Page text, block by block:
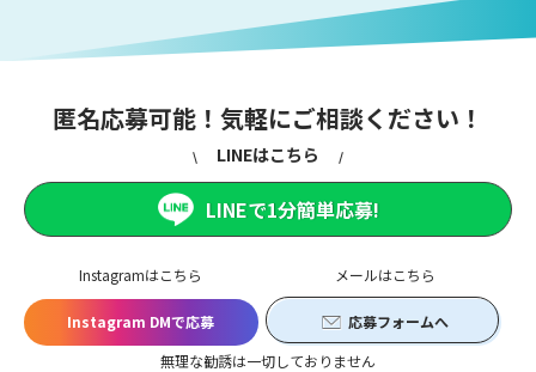
匿名応募可能！気軽にご相談ください！
Instagramはこちら
Instagram DMで応募
メールはこちら
応募フォームへ
無理な勧誘は一切しておりません
LINEはこちら
LINEで1分簡単応募!